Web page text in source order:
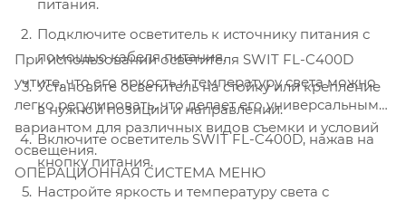
питания.
Подключите осветитель к источнику питания с
помощью кабеля питания.
Установите осветитель на стойку или крепление
в нужной позиции и направлении.
Включите осветитель SWIT FL-C400D, нажав на
кнопку питания.
Настройте яркость и температуру света с
При использовании осветителя SWIT FL-C400D
учтите, что его яркость и температуру света можно
легко регулировать, что делает его универсальным
вариантом для различных видов съемки и условий
освещения.
ОПЕРАЦИОННАЯ СИСТЕМА МЕНЮ